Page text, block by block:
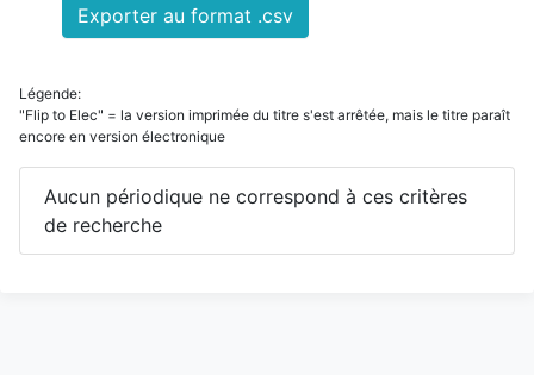
Exporter au format .csv
Légende:
"Flip to Elec" = la version imprimée du titre s'est arrêtée, mais le titre paraît
encore en version électronique
Aucun périodique ne correspond à ces critères
de recherche